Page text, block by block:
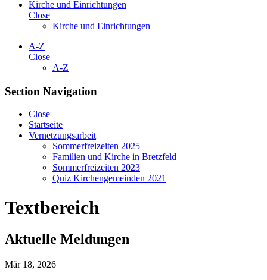
Kirche und Einrichtungen
Close
Kirche und Einrichtungen
A-Z
Close
A-Z
Section Navigation
Close
Startseite
Vernetzungsarbeit
Sommerfreizeiten 2025
Familien und Kirche in Bretzfeld
Sommerfreizeiten 2023
Quiz Kirchengemeinden 2021
Textbereich
Aktuelle Meldungen
Mär 18, 2026